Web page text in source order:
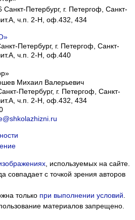
Петербург, г. Петергоф, Санкт-
ч.п. 2-Н, оф.432, 434
Петербург, г. Петергоф, Санкт-
ч.п. 2-Н, оф.440
Михаил Валерьевич
Петербург, г. Петергоф, Санкт-
ч.п. 2-Н, оф.432, 434
, используемых на сайте.
совпадает с точкой зрения авторов
только при выполнении условий.
материалов запрещено.